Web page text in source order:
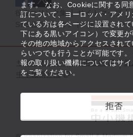
ます。 なお、Cookieに関する同
訂について、ヨーロッパ・アメ
ている方は各ページに設置され
下にある黒いアイコン）で変更
その他の地域からアクセスされ
らいつでも行うことが可能です
報の取り扱い機構についてはサ
をご覧ください。
拒否
役立つリンク集 サイトマップ
SNS公式アカウント一覧
ウ
サイトポリシー・利用規約
個
中小機構とは